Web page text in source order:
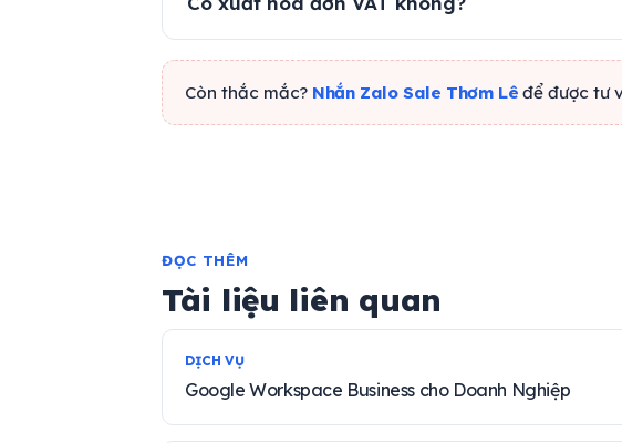
Còn thắc mắc? Nhắn Zalo Sale Thơm Lê để được tư
ĐỌC THÊM
Tài liệu liên quan
DỊCH VỤ
Google Workspace Business cho Doanh Nghiệp